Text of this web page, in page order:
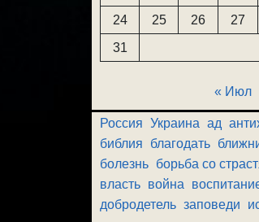
24
25 26 27
31
« Июл
Россия Украина ад
библия
благодать
болезнь борьба со
власть война
добродетель заповеди